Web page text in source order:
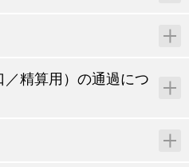
精算用）の通過につ